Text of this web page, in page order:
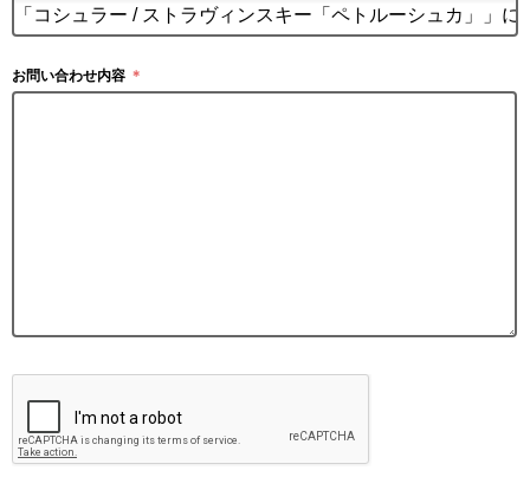
お問い合わせ内容 ＊